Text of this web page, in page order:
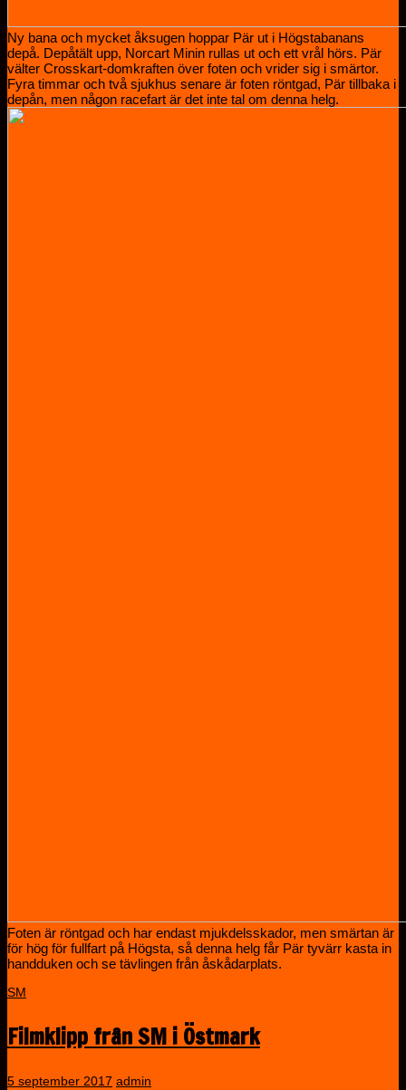
Ny bana och mycket åksugen hoppar Pär ut i Högstabanans
depå. Depåtält upp, Norcart Minin rullas ut och ett vrål hörs. Pär
välter Crosskart-domkraften över foten och vrider sig i smärtor.
Fyra timmar och två sjukhus senare är foten röntgad, Pär tillbaka i
depån, men någon racefart är det inte tal om denna helg.
Foten är röntgad och har endast mjukdelsskador, men smärtan är
för hög för fullfart på Högsta, så denna helg får Pär tyvärr kasta in
handduken och se tävlingen från åskådarplats.
SM
Filmklipp från SM i Östmark
5 september 2017 admin